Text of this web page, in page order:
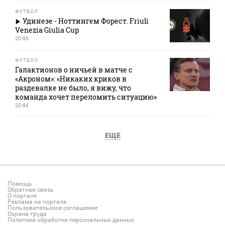
ФУТБОЛ
Удинезе - Ноттингем Форест. Friuli
Venezia Giulia Cup
20:44
ФУТБОЛ
Галактионов о ничьей в матче с
«Акроном»: «Никаких криков в
раздевалке не было, я вижу, что
команда хочет переломить ситуацию»
20:44
ЕЩЕ
Помощь
Обратная связь
О портале
Реклама на портале
Пользовательское соглашение
Охрана труда
Политика обработки персональных данных